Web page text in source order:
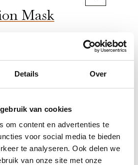
Details Over
van cookies
om content en advertenties te
voor social media te bieden
te analyseren. Ook delen we
van onze site met onze
FacialMask